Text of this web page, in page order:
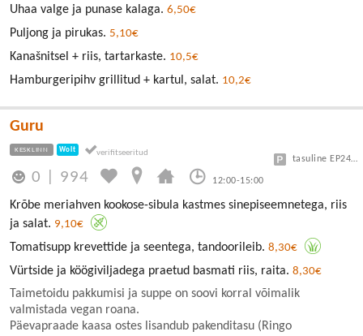
Uhaa valge ja punase kalaga. 6,50€
Puljong ja pirukas. 5,10€
Kanašnitsel + riis, tartarkaste. 10,5€
Hamburgeripihv grillitud + kartul, salat. 10,2€
Guru
KESKLINN Wolt
0 994 12:00-15:00
tasuline EP24 või Vanalinn
Krõbe meriahven kookose-sibula kastmes sinepiseemnetega, riis
ja salat. 9,10€
Tomatisupp krevettide ja seentega, tandoorileib. 8,30€
Vürtside ja köögiviljadega praetud basmati riis, raita. 8,30€
Taimetoidu pakkumisi ja suppe on soovi korral võimalik
valmistada vegan roana.
Päevapraade kaasa ostes lisandub pakenditasu (Ringo